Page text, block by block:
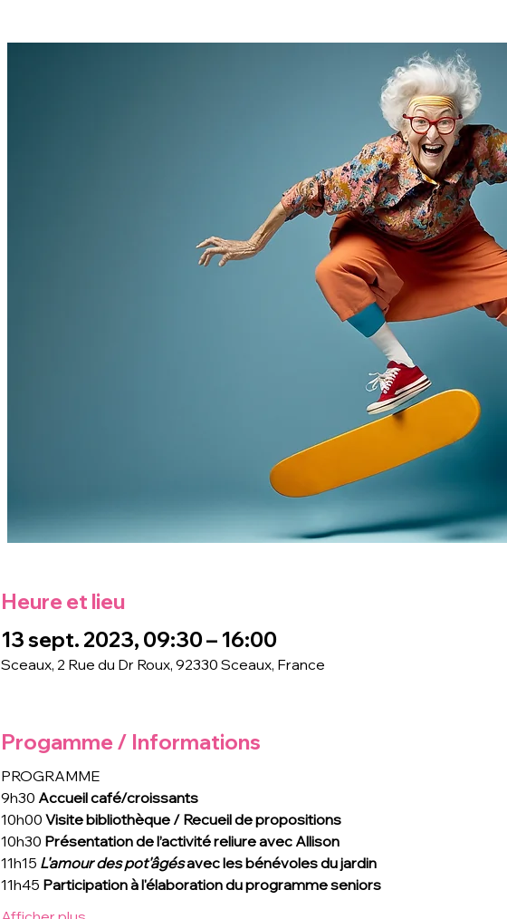
Heure et lieu
13 sept. 2023, 09:30 – 16:00
Sceaux, 2 Rue du Dr Roux, 92330 Sceaux, France
Progamme / Informations
PROGRAMME
9h30 Accueil café/croissants
10h00 Visite bibliothèque / Recueil de propositions
10h30 Présentation de l’activité reliure avec Allison
11h15 L'amour des pot'âgés avec les bénévoles du jardin
11h45 Participation à l'élaboration du programme seniors